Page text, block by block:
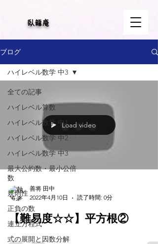
​臥龍庵
ブログ
全ての記事
ハイレベル算数
ハイレベル数学 中1
ハイレベル数学 中2
ハイレベル数学 中3
最大公約数・最小公倍
数
規則性
正負の数
連立方程式
式の展開と因数分解
ハイレベル数学 中3
Load video
善将 田中
2022年4月10日
読了時間: 0分
【難易度☆☆】平方根②